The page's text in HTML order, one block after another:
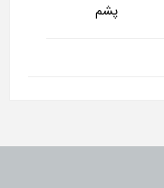
پشم